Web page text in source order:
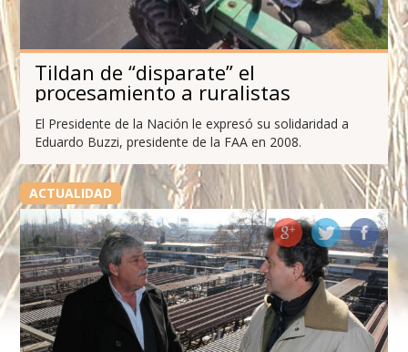
Tildan de “disparate” el
procesamiento a ruralistas
El Presidente de la Nación le expresó su solidaridad a
Eduardo Buzzi, presidente de la FAA en 2008.
ACTUALIDAD